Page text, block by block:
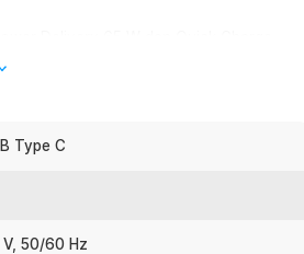
Dengan charger PD 65 W, Anda
laptop yang mendukung USB C fast
sekaligus tanpa perlu membawa
Type C
50/60 Hz